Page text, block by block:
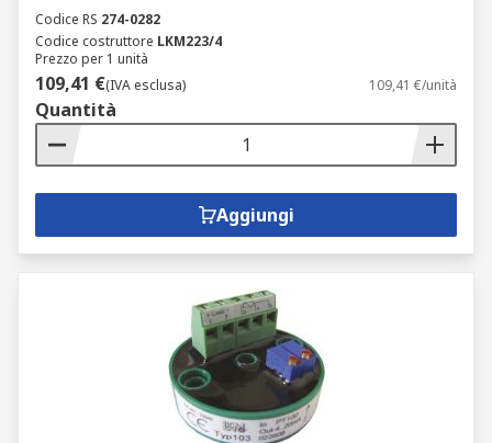
Codice RS 274-0282
Codice costruttore LKM223/4
Prezzo per 1 unità
109,41 €(IVA esclusa) 109,41 €/unità
Quantità
Aggiungi